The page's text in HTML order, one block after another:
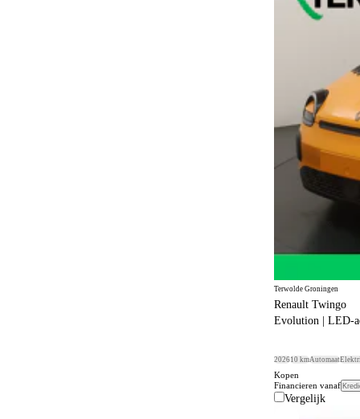
Terwolde Groningen
Renault Twingo
Evolution | LED-
202610 kmAutomaat
Kopen
Financieren vanaf
Vergelijk